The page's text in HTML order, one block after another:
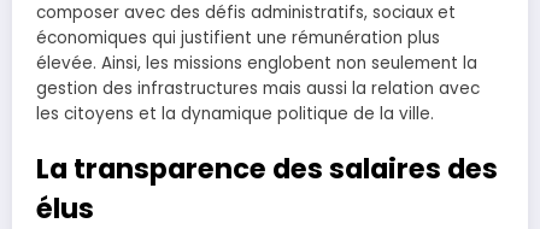
composer avec des défis administratifs, sociaux et
économiques qui justifient une rémunération plus
élevée. Ainsi, les missions englobent non seulement la
gestion des infrastructures mais aussi la relation avec
les citoyens et la dynamique politique de la ville.
La transparence des salaires des
élus